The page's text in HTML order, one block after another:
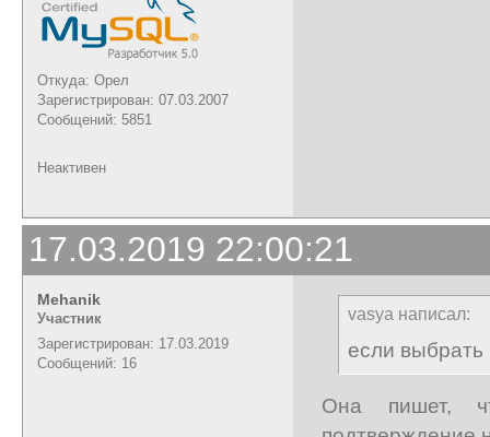
Откуда: Орел
Зарегистрирован: 07.03.2007
Сообщений: 5851
Неактивен
17.03.2019 22:00:21
Mehanik
Участник
Зарегистрирован: 17.03.2019
Сообщений: 16
vasya написал:
если выбрать
Она пишет,